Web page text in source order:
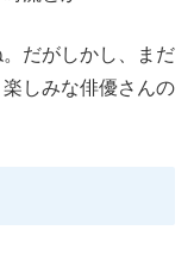
だがしかし、まだ
しみな俳優さんの